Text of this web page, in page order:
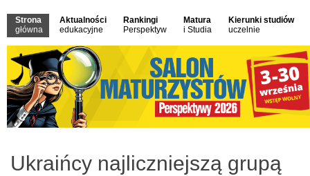
Strona
główna
Aktualności
edukacyjne
Rankingi
Perspektyw
Matura
i Studia
Kierunki studiów
uczelnie
Ukraińcy najliczniejszą grupą